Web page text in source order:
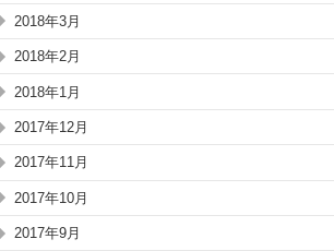
2018年3月
2018年2月
2018年1月
2017年12月
2017年11月
2017年10月
2017年9月